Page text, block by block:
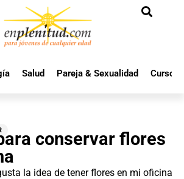
Salud Pareja & Sexualidad Cursos
conservar flores
la idea de tener flores en mi oficina